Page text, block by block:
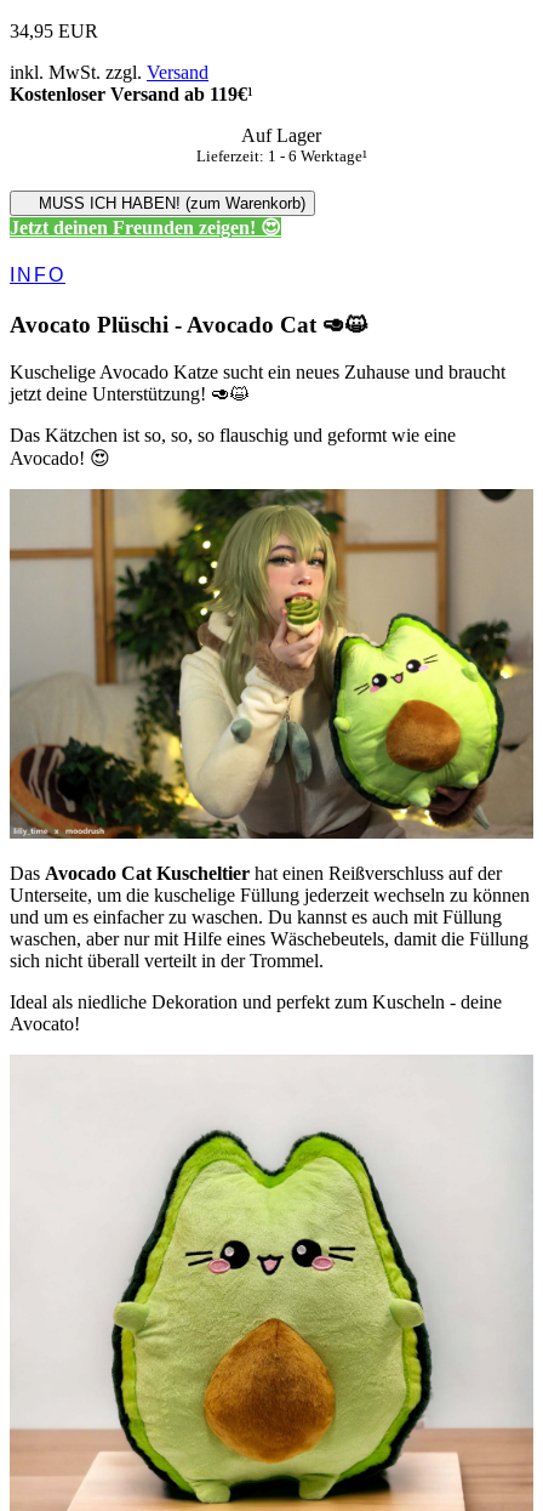
34,95 EUR
inkl. MwSt. zzgl. Versand
Kostenloser Versand ab 119€¹
Auf Lager
Lieferzeit: 1 - 6 Werktage¹
MUSS ICH HABEN! (zum Warenkorb)
Jetzt deinen Freunden zeigen! 😍
INFO
Avocato Plüschi - Avocado Cat 🥑😺
Kuschelige Avocado Katze sucht ein neues Zuhause und braucht
jetzt deine Unterstützung! 🥑😺
Das Kätzchen ist so, so, so flauschig und geformt wie eine
Avocado! 😍
Das Avocado Cat Kuscheltier hat einen Reißverschluss auf der
Unterseite, um die kuschelige Füllung jederzeit wechseln zu können
und um es einfacher zu waschen. Du kannst es auch mit Füllung
waschen, aber nur mit Hilfe eines Wäschebeutels, damit die Füllung
sich nicht überall verteilt in der Trommel.
Ideal als niedliche Dekoration und perfekt zum Kuscheln - deine
Avocato!